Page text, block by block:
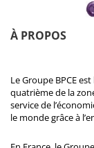
À PROPOS
Le Groupe BPCE
quatrième de la
service de
le monde grâce à